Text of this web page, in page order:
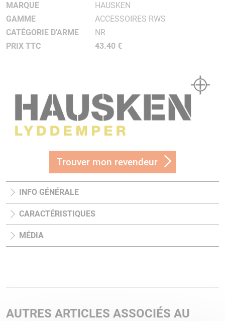
MARQUE
HAUSKEN
GAMME
ACCESSOIRES RWS
CATÉGORIE D'ARME
NR
PRIX TTC
43.40 €
Trouver mon revendeur
INFO GÉNÉRALE
CARACTÉRISTIQUES
MÉDIA
AUTRES ARTICLES ASSOCIÉS AU